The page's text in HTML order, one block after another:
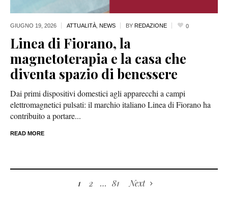
GIUGNO 19, 2026 ATTUALITÀ NEWS BY REDAZIONE 0
Linea di Fiorano, la
magnetoterapia e la casa che
diventa spazio di benessere
Dai primi dispositivi domestici agli apparecchi a campi
elettromagnetici pulsati: il marchio italiano Linea di Fiorano ha
contribuito a portare...
READ MORE
1 2 … 81 Next